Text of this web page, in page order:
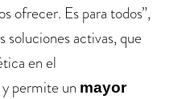
ofrecer. Es para todos”,
soluciones activas, que
en el
permite un mayor